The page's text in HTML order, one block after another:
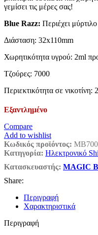
γεμίσει τις μέρες σας!
Blue Razz: Περιέχει
Διάσταση: 32x110mm
Χωρητικότητα υγρού: 2ml
Τζούρες: 7000
Περιεκτικότητα σε
Εξαντλημένο
Compare
Add to wishlist
Κωδικός προϊόντος:
Κατηγορία: Ηλεκτρονικό
Κατασκευαστής: MAGIC
Share:
Περιγραφή
Χαρακτηριστικά
Περιγραφή